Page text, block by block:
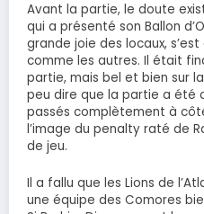
Avant la partie, le doute
qui a présenté son Ballon
grande joie des locaux,
comme les autres. Il était
partie, mais bel et bien sur
peu dire que la partie a été
passés complètement à
l’image du penalty raté de
de jeu.
Il a fallu que les Lions de
une équipe des Comores